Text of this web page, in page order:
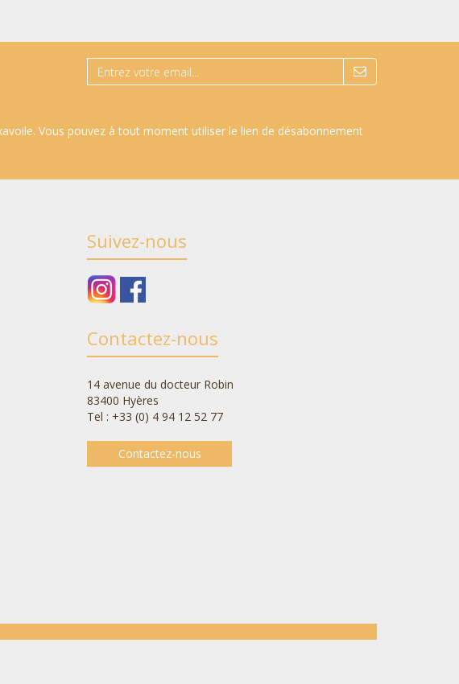
Vous pouvez à tout moment utiliser le lien de désabonnement
Suivez-nous
Contactez-nous
14 avenue du docteur Robin
83400 Hyères
Tel : +33 (0) 4 94 12 52 77
Contactez-nous